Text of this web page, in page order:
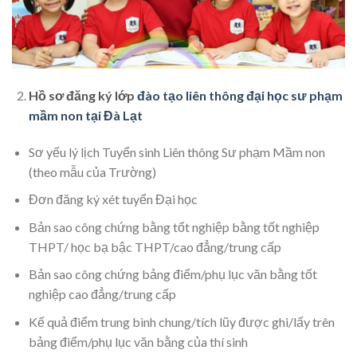
Hồ sơ đăng ký lớp đào tạo liên thông đại học sư phạm
mầm non tại Đà Lạt
Sơ yếu lý lịch Tuyển sinh Liên thông Sư phạm Mầm non
(theo mẫu của Trường)
Đơn đăng ký xét tuyển Đại học
Bản sao công chứng bằng tốt nghiệp bằng tốt nghiệp
THPT/ học bạ bậc THPT/cao đẳng/trung cấp
Bản sao công chứng bảng điểm/phụ lục văn bằng tốt
nghiệp cao đẳng/trung cấp
Kế quả điểm trung bình chung/tích lũy được ghi/lấy trên
bảng điểm/phụ lục văn bằng của thí sinh